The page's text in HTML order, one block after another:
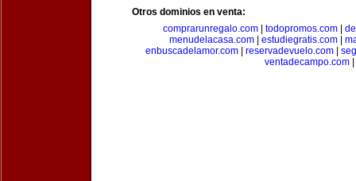
Otros dominios en venta:
comprarunregalo.com| todopromos.com|
menudelacasa.com
estudiegratis.com
enbuscadelamor.com
reservadevuelo.com
ventadecampo.com|